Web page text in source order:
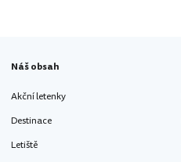
Náš obsah
Akční letenky
Destinace
Letiště